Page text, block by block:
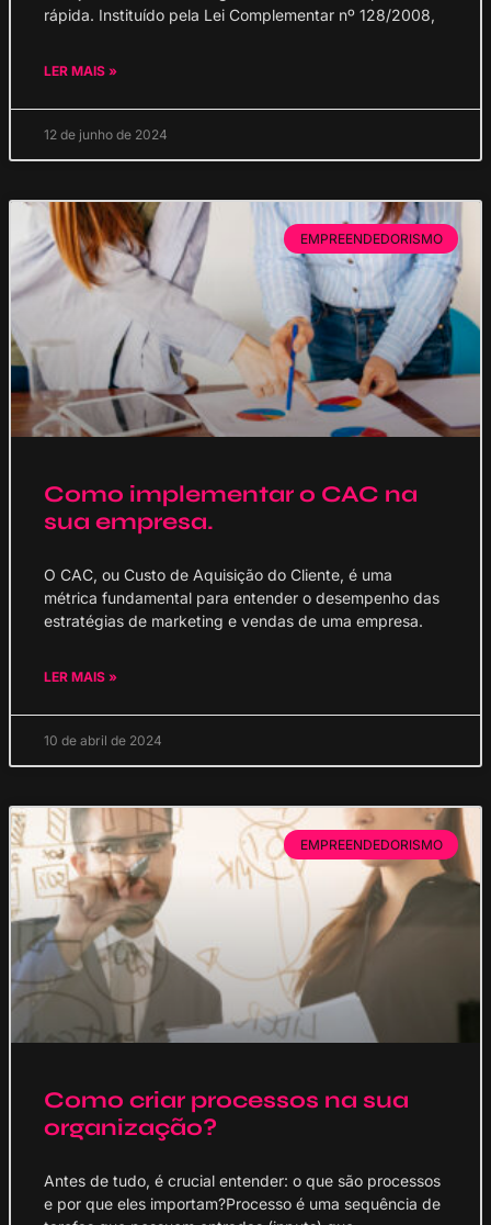
rápida. Instituído pela Lei Complementar nº 128/2008,
LER MAIS »
12 de junho de 2024
EMPREENDEDORISMO
Como implementar o CAC na
sua empresa.
O CAC, ou Custo de Aquisição do Cliente, é uma
métrica fundamental para entender o desempenho das
estratégias de marketing e vendas de uma empresa.
LER MAIS »
10 de abril de 2024
EMPREENDEDORISMO
Como criar processos na sua
organização?
Antes de tudo, é crucial entender: o que são processos
e por que eles importam?Processo é uma sequência de